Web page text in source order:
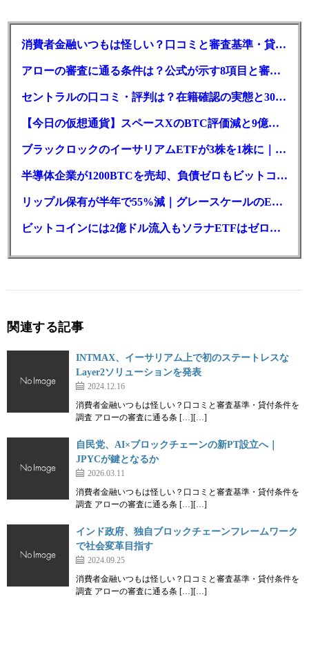
消費者金融いつもは怪しい？口コミと審査基準・貸付条件を調査
アローの審査に通る条件は？公式が示す8項目と審査時間
セントラルの口コミ・評判は？在籍確認の実態と30日金利0円の落とし穴
【今日の仮想通貨】スペースXのBTC評価減と9億株の解禁。208億円相当のBTCが盗難
ブラックロックのイーサリアムETFが3株を1株に｜年初来37%安
半導体企業が1200BTCを売却、負債ゼロもビットコイン戦略は後退
リップル保有が半年で55%減｜グレースケールのETF、純資産1.6億ドル減
ビットコインには2億ドル流入もソラナETFはゼロ｜5営業日連続で停止
関連する記事
INTMAX、イーサリアム上で初のステートレスな
Layer2ソリューションを発表
2024.12.16
消費者金融いつもは怪しい？口コミと審査基準・貸付条件を
調査 アローの審査に通る条 […][…]
自民党、AI×ブロックチェーンの新PT設立へ｜
JPYCが鍵となるか
2026.03.11
消費者金融いつもは怪しい？口コミと審査基準・貸付条件を
調査 アローの審査に通る条 […][…]
インド政府、独自ブロックチェーンフレームワーク
で社会変革目指す
2024.09.25
消費者金融いつもは怪しい？口コミと審査基準・貸付条件を
調査 アローの審査に通る条 […][…]